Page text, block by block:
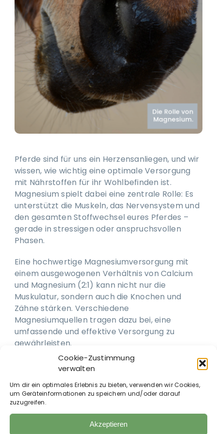
Cookie-Zustimmung
verwalten
Um dir ein optimales Erlebnis zu bieten, verwenden wir Cookies,
um Geräteinformationen zu speichern und/oder darauf
zuzugreifen.
Akzeptieren
Ausbildung & Training für Reiter und Pferd
Blog
Job & Karriere
Pferde sind für uns ein Herzensanliegen, und wir
wissen, wie wichtig eine optimale Versorgung
mit Nährstoffen für ihr Wohlbefinden ist.
Magnesium spielt dabei eine zentrale Rolle: Es
unterstützt die Muskeln, das Nervensystem und
den gesamten Stoffwechsel eures Pferdes –
gerade in stressigen oder anspruchsvollen
Phasen.
Eine hochwertige Magnesiumversorgung mit
einem ausgewogenen Verhältnis von Calcium
und Magnesium (2:1) kann nicht nur die
Muskulatur, sondern auch die Knochen und
Zähne stärken. Verschiedene
Magnesiumquellen tragen dazu bei, eine
umfassende und effektive Versorgung zu
gewährleisten.
Wann ist Magnesium sinnvoll?
Bei Muskelverspannungen oder Krämpfen
In stressigen Situationen wie Transport,
Zur Förderung der Erholung und des